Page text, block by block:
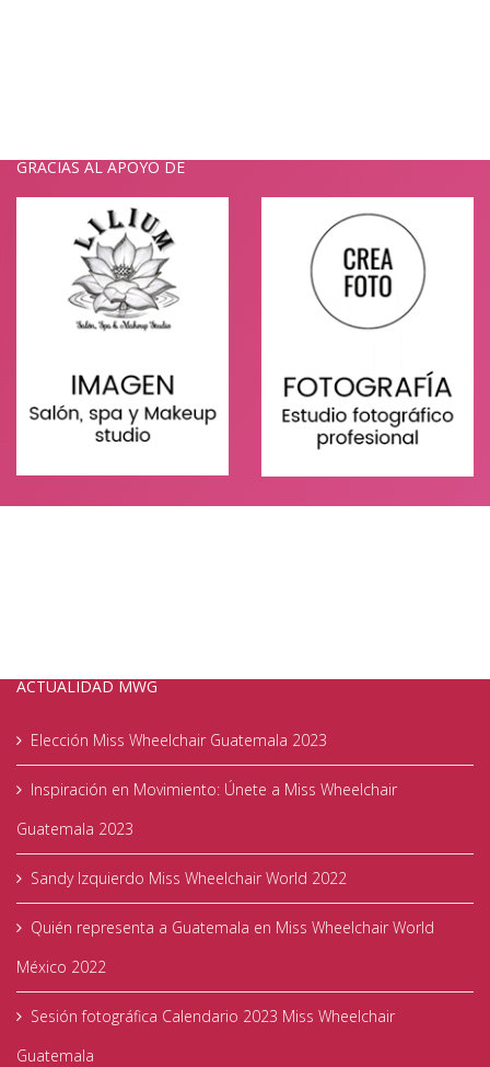
GRACIAS AL APOYO DE
ACTUALIDAD MWG
Elección Miss Wheelchair Guatemala 2023
Inspiración en Movimiento: Únete a Miss Wheelchair
Guatemala 2023
Sandy Izquierdo Miss Wheelchair World 2022
Quién representa a Guatemala en Miss Wheelchair World
México 2022
Sesión fotográfica Calendario 2023 Miss Wheelchair
Guatemala